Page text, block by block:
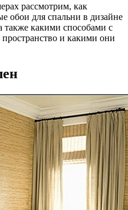
рассмотрим, как
обои для спальни в дизайне
какими способами с
и какими они